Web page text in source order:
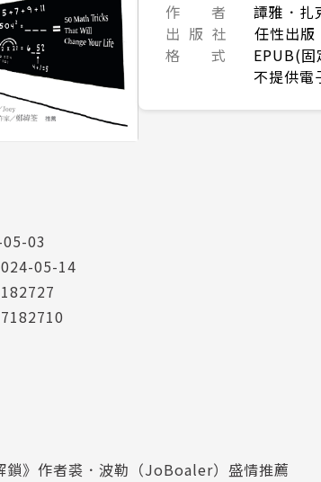
作 者
譚雅．扎
出 版 社
任性出版
格 式
EPUB(固
不提供電
03
05-14
鎖》作者裘．波勒（JoBoaler）盛情推薦